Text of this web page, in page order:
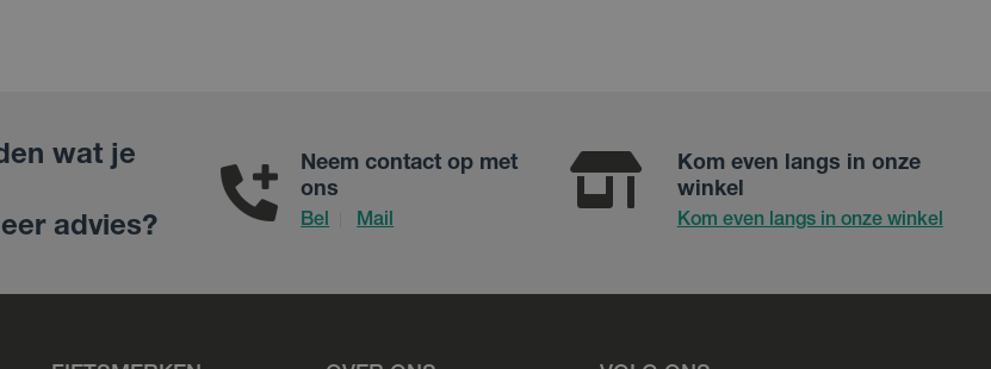
wat je
advies?
Neem contact op met
ons
Bel Mail
Kom even langs in onze
winkel
Kom even langs in onze winkel